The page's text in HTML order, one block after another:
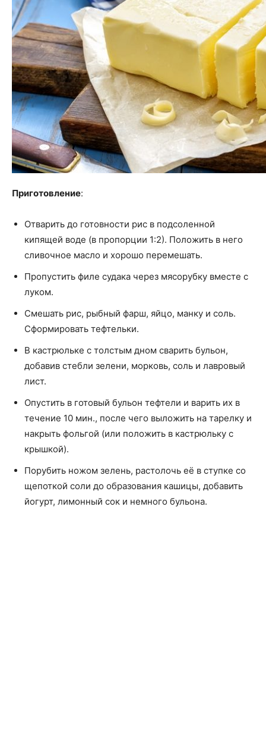
Приготовление:
Отварить до готовности рис в подсоленной
кипящей воде (в пропорции 1:2). Положить в него
сливочное масло и хорошо перемешать.
Пропустить филе судака через мясорубку вместе с
луком.
Смешать рис, рыбный фарш, яйцо, манку и соль.
Сформировать тефтельки.
В кастрюльке с толстым дном сварить бульон,
добавив стебли зелени, морковь, соль и лавровый
лист.
Опустить в готовый бульон тефтели и варить их в
течение 10 мин., после чего выложить на тарелку и
накрыть фольгой (или положить в кастрюльку с
крышкой).
Порубить ножом зелень, растолочь её в ступке со
щепоткой соли до образования кашицы, добавить
йогурт, лимонный сок и немного бульона.